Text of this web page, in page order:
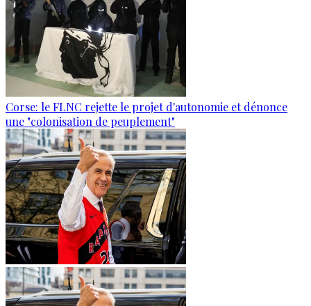
Corse: le FLNC rejette le projet d'autonomie et dénonce
une "colonisation de peuplement"